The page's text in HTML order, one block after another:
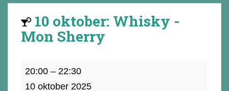
10 oktober: Whisky -
Mon Sherry
10
oktober:
20:00 – 22:30
10 oktober 2025